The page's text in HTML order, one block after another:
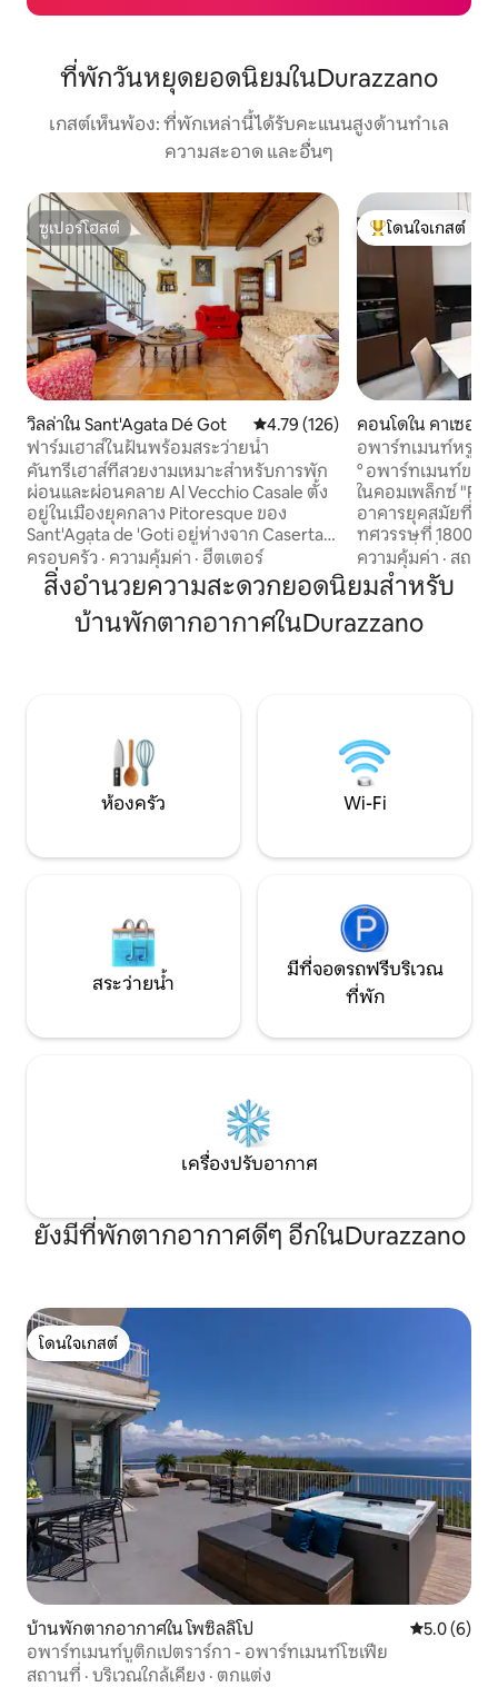
ที่พักวันหยุดยอดนิยมในDurazzano
เกสต์เห็นพ้อง: ที่พักเหล่านี้ได้รับคะแนนสูงด้านทำเล
ความสะอาด และอื่นๆ
ซูเปอร์โฮสต์
ซูเปอร์โฮสต์
วิลล่าใน Sant'Agata Dé Got คะแนนเฉลี่ย 4.79 จาก 5, 126 รีวิว
4.79 (126)
ฟาร์มเฮาส์ในฝันพร้อมสระว่ายน้ำ
คันทรีเฮาส์ที่สวยงามเหมาะสำหรับการพัก
ผ่อนและผ่อนคลาย Al Vecchio Casale ตั้ง
อยู่ในเมืองยุคกลาง Pitoresque ของ
Sant'Agata de 'Goti อยู่ห่างจาก Caserta
เพียงไม่กี่ไมล์ด้วยพระราชวังหลวงและขับรถ
35 นาทีจากเนเปิลส์ที่น่าตื่นตาตื่นใจดังนั้น
จึงเหมาะสำหรับการสำรวจ Campania และ
ความงามที่สวยงาม ด้วย 4 ห้องนอนและ 4
จานหม้อต้มเครื่องชงกาแฟ...) ด้านนอก
คุณสามารถเพลิดเพลินไปกับลานที่สวยงาม
พร้อมบาร์บีคิวและเตาอบไม้สนามหญ้าที่
สวยงามมากพร้อมสระว่ายน้ำ (ตั้งแต่เดือน
สนามฟุตบอลและสนามเด็กเล่น! หากจำเป็น
หลังสระว่ายน้ำ! นอกจากนี้เรายังจัดทริ
ปล่องเรือและปาร์ตี้มื้อค่ำใกล้สระว่ายน้ำ
ตามคำขอ! ความเป็นไปได้ของการเช็คเอาท์
ล่าช้า (จนถึง 18.00 น.) โดยมีค่าใช้จ่ายเพิ่ม
ครอบครัว · ความคุ้มค่า · ฮีตเตอร์
โดนใจเกสต์ที่สุด
โดนใจเกสต์
คอนโดใน คาเซอร์
อพาร์ทเมนท์หรูใน
° อพาร์ทเมนท์ขนา
ในคอมเพล็กซ์
อาคารยุคสมัยที่สร้
ทศวรรษที่ 1800 อ
อาคารที่มีชื่อเสียง
ซึ่งอยู่ห่างจากพระ
ก้าว อพาร์ทเมนท์
ขนาดใหญ่ห้องครั
ความคุ้มค่า · สถาน
สิ่งอำนวยความสะดวกยอดนิยมสำหรับ
บ้านพักตากอากาศในDurazzano
ห้องครัว Wi-Fi
สระว่ายน้ำ
มีที่จอดรถฟรีบริเวณ
ที่พัก
เครื่องปรับอากาศ
ยังมีที่พักตากอากาศดีๆ อีกในDurazzano
โดนใจเกสต์
โดนใจเกสต์
บ้านพักตากอากาศใน โพซิลลิโป คะแนนเฉลี่
5.0 (6)
อพาร์ทเมนท์บูติกเปตราร์กา - อพาร์ทเมนท์โซเฟีย
สถานที่ · บริเวณใกล้เคียง · ตกแต่ง